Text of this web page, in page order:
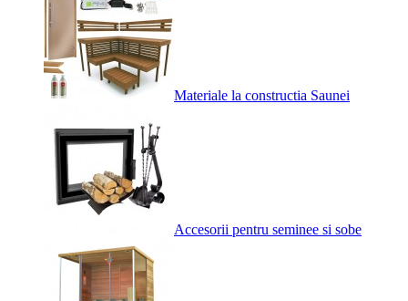
Materiale la constructia Saunei
Accesorii pentru seminee si sobe